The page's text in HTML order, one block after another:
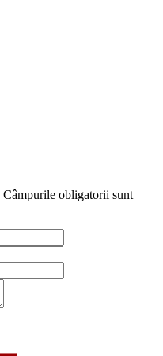
Câmpurile obligatorii sunt